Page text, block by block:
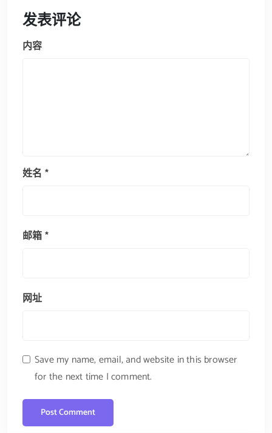
发表评论
内容
姓名 *
邮箱*
网址
Save my name, email, and website in this browser
for the next time I comment.